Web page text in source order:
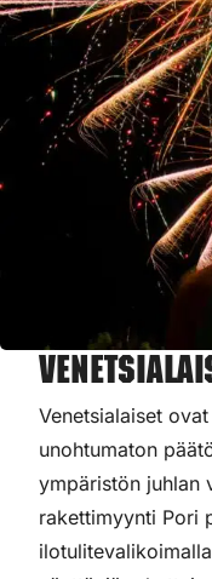
Venetsialaiset
unohtumaton
ympäristön juhlan
rakettimyynti Pori